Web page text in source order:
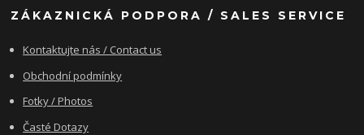
ZÁKAZNICKÁ PODPORA / SALES SERVICE
Kontaktujte nás / Contact us
Obchodní podmínky
Fotky / Photos
Časté Dotazy